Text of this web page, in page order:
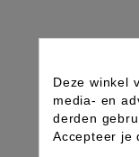
Deze winkel
media- en
derden
Accepteer je